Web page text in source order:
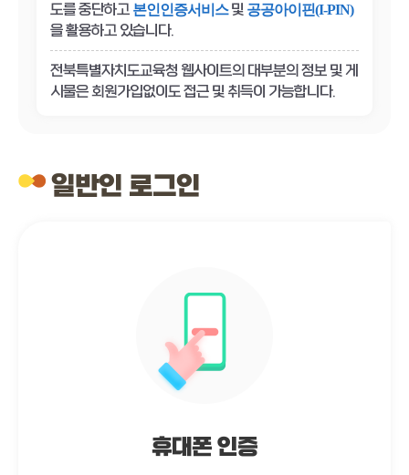
도를 중단하고 본인인증서비스및 공공아이핀(I-PIN)
을 활용하고 있습니다.
전북특별자치도교육청 웹사이트의 대부분의 정보 및 게
시물은 회원가입없이도 접근 및 취득이 가능합니다.
일반인 로그인
휴대폰 인증